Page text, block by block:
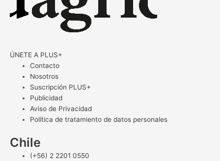
ÚNETE A PLUS+
Contacto
Nosotros
Suscripción PLUS+
Publicidad
Aviso de Privacidad
Política de tratamiento de datos personales
Chile
(+56) 2 2201 0550